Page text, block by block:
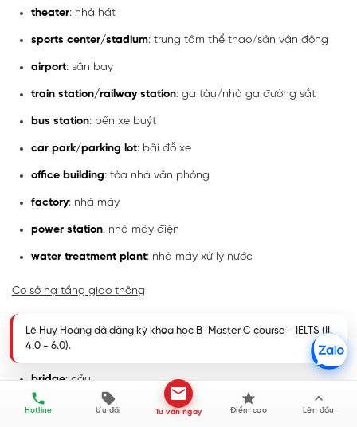
theater: nhà hát
sports center/stadium: trung tâm thể thao/sân vận động
airport: sân bay
train station/railway station: ga tàu/nhà ga đường sắt
bus station: bến xe buýt
car park/parking lot: bãi đỗ xe
office building: tòa nhà văn phòng
factory: nhà máy
power station: nhà máy điện
water treatment plant: nhà máy xử lý nước
Cơ sở hạ tầng giao thông
road/street : đường/phố
highway/motorway
bridge: cầu
railway/railroad: đường sắt
Hotline Ưu đãi Tư vấn ngay Điểm cao Lên đầu
Lê Huy Hoàng đã đăng ký khóa học B-Master C course - IELTS (IL
4.0 - 6.0).